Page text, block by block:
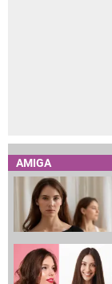
AMIGA